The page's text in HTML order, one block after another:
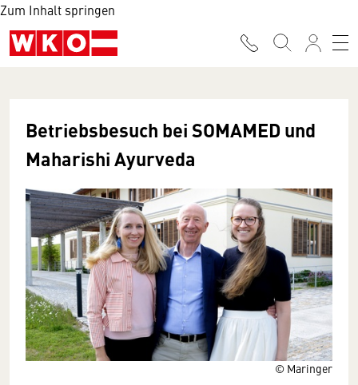
Zum Inhalt springen
© Maringer
Betriebsbesuch bei SOMAMED und
Maharishi Ayurveda